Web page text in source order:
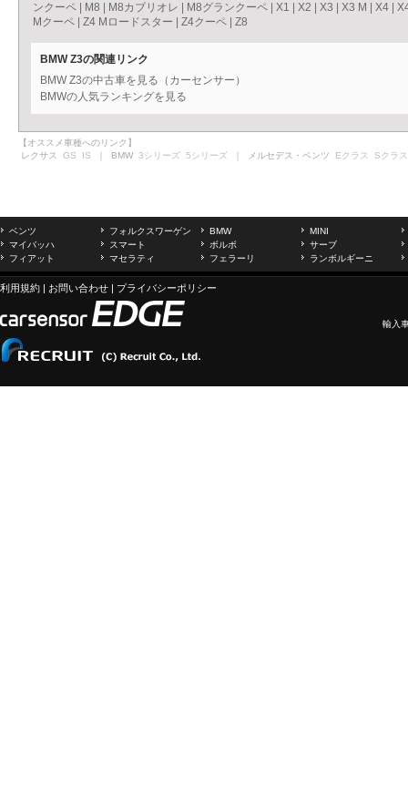
ンクーペ
M8 M8カブリオレ M8グランクーペ X1 X2 X3 X3 M X4
Mクーペ
Z4 Mロードスター Z4クーペ Z8
BMW Z3の関連リンク
BMW Z3の中古車を見る（カーセンサー）
BMWの人気ランキングを見る
【オススメ車種へのリンク】
レクサス GS IS ｜ BMW 3シリーズ 5シリーズ ｜ メルセデス・ベンツ Eクラス Sクラス
ベンツ フォルクスワーゲン BMW
MINI
マイバッハ
スマート ボルボ
サーブ
フィアット
マセラティ フェラーリ ランボルギーニ
利用規約 | お問い合わせ | プライバシーポリシー
輸入